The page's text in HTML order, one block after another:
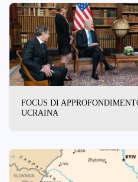
FOCUS DI
UCRAINA